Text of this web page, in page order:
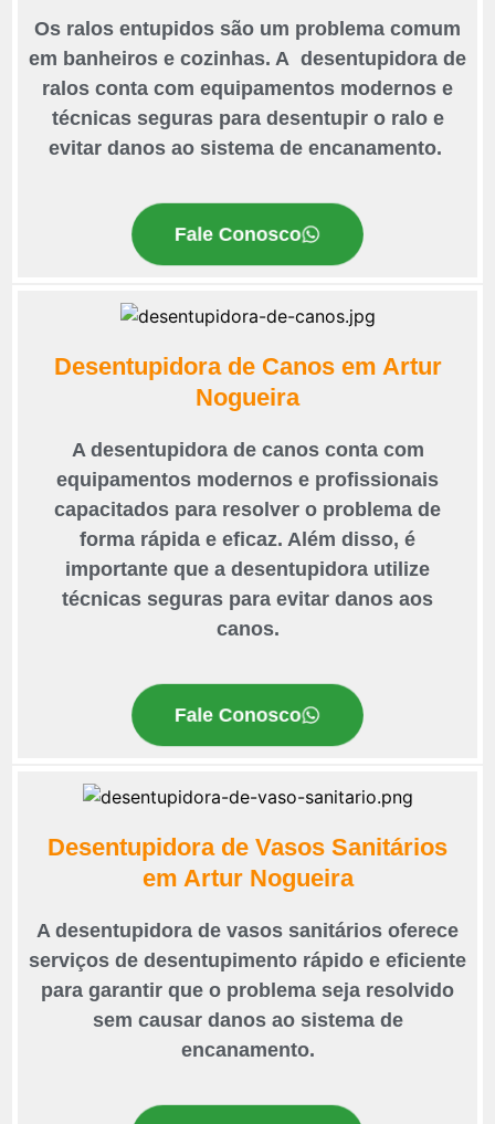
Os ralos entupidos são um problema comum
em banheiros e cozinhas. A desentupidora de
ralos conta com equipamentos modernos e
técnicas seguras para desentupir o ralo e
evitar danos ao sistema de encanamento.
Fale Conosco
Desentupidora de Canos em Artur
Nogueira
A desentupidora de canos conta com
equipamentos modernos e profissionais
capacitados para resolver o problema de
forma rápida e eficaz. Além disso, é
importante que a desentupidora utilize
técnicas seguras para evitar danos aos
canos.
Fale Conosco
Desentupidora de Vasos Sanitários
em Artur Nogueira
A desentupidora de vasos sanitários oferece
serviços de desentupimento rápido e eficiente
para garantir que o problema seja resolvido
sem causar danos ao sistema de
encanamento.